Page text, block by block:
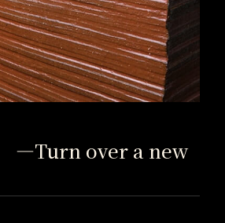
―Turn over a new